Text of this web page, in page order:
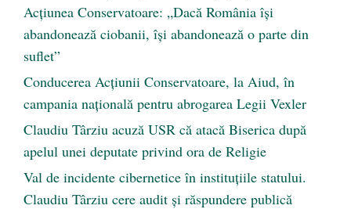
Acțiunea Conservatoare: „Dacă România își
abandonează ciobanii, își abandonează o parte din
suflet”
Conducerea Acțiunii Conservatoare, la Aiud, în
campania națională pentru abrogarea Legii Vexler
Claudiu Târziu acuză USR că atacă Biserica după
apelul unei deputate privind ora de Religie
Val de incidente cibernetice în instituțiile statului.
Claudiu Târziu cere audit și răspundere publică